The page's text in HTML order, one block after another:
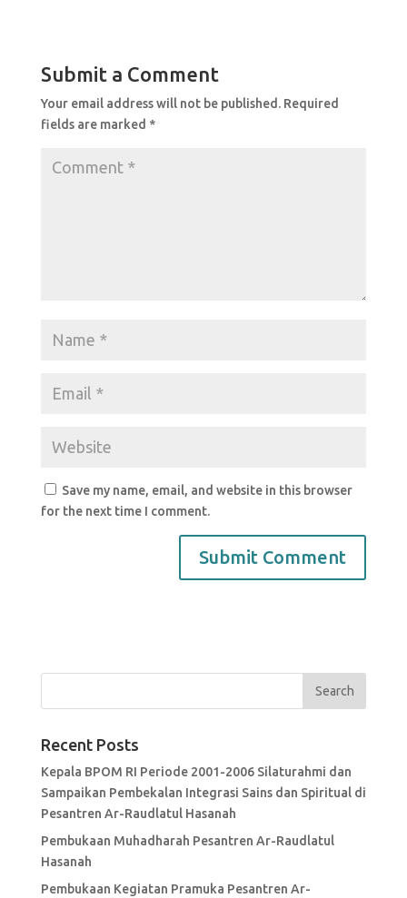
b
o
o
A
p
p
Submit a Comment
Your email address will not be published. Required
fields are marked *
Save my name, email, and website in this browser
for the next time I comment.
Recent Posts
Kepala BPOM RI Periode 2001-2006 Silaturahmi dan
Sampaikan Pembekalan Integrasi Sains dan Spiritual di
Pesantren Ar-Raudlatul Hasanah
Pembukaan Muhadharah Pesantren Ar-Raudlatul
Hasanah
Pembukaan Kegiatan Pramuka Pesantren Ar-